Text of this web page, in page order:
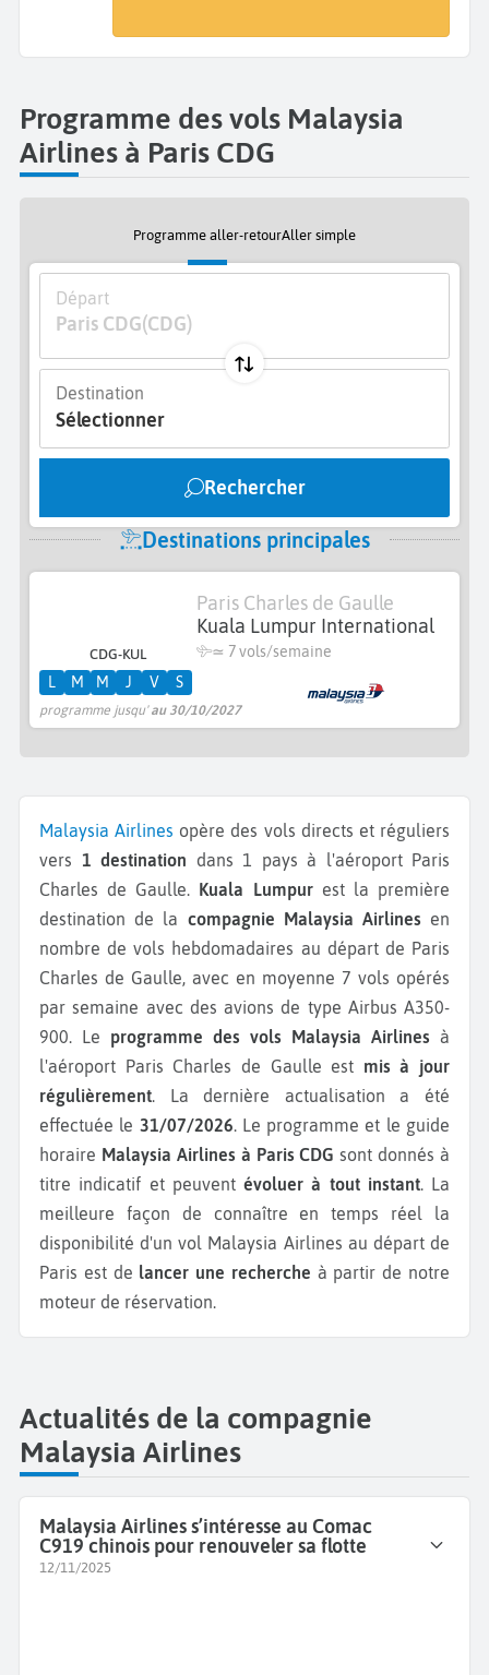
Programme des vols Malaysia
Airlines à Paris CDG
Programme aller-retourAller simple
Départ
Paris CDG(CDG)
Destination
Sélectionner
Rechercher
Destinations principales
CDG-KUL
Paris Charles de Gaulle
Kuala Lumpur International
≃ 7 vols/semaine
programme jusqu'au 30/10/2027
L M M J V S
Malaysia Airlines opère des vols directs et réguliers
vers 1 destination dans 1 pays à l'aéroport Paris
Charles de Gaulle. Kuala Lumpurest la première
destination de la compagnie Malaysia Airlines en
nombre de vols hebdomadaires au départ de Paris
Charles de Gaulle, avec en moyenne 7 vols opérés
par semaine avec des avions de type Airbus A350-
900. Le programme des vols Malaysia Airlines à
l'aéroport Paris Charles de Gaulle est mis à jour
régulièrement . La dernière actualisation a été
effectuée le 31/07/2026 . Le programme et le guide
horaire Malaysia Airlines à Paris CDG sont donnés à
titre indicatif et peuvent évoluer à tout instant. La
meilleure façon de connaître en temps réel la
disponibilité d'un vol Malaysia Airlines au départ de
Paris est de
lancer une recherche à partir de notre
moteur de réservation.
Actualités de la compagnie
Malaysia Airlines
Malaysia Airlines s’intéresse au Comac
C919 chinois pour renouveler sa flotte
12/11/2025